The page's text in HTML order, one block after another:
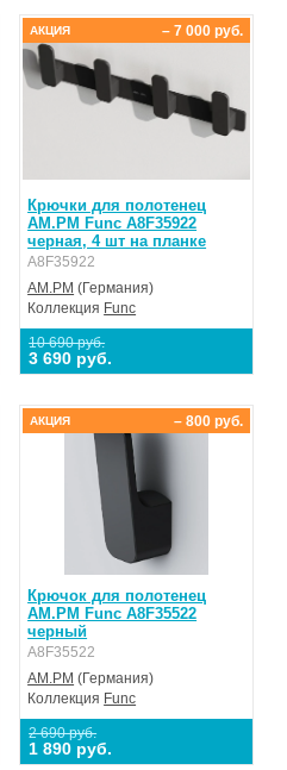
Крючки для полотенец
AM.PM Func A8F35922
черная, 4 шт на планке
A8F35922
AM.PM (Германия)
Коллекция Func
10 690 руб.
3 690 руб.
– 7 000 руб.
АКЦИЯ
Крючок для полотенец
AM.PM Func A8F35522
черный
A8F35522
AM.PM (Германия)
Коллекция Func
2 690 руб.
1 890 руб.
– 800 руб.
АКЦИЯ